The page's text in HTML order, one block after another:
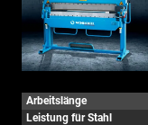
Arbeitslänge
Leistung für Stahl